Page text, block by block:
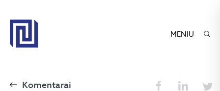
MENIU
Komentarai